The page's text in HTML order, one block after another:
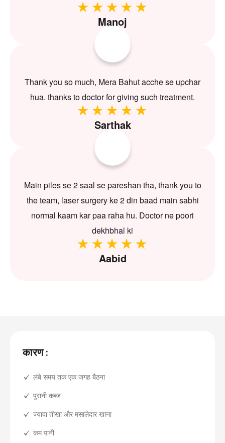
Manoj
Thank you so much, Mera Bahut acche se upchar
hua. thanks to doctor for giving such treatment.
Sarthak
Main piles se 2 saal se pareshan tha, thank you to
the team, laser surgery ke 2 din baad main sabhi
normal kaam kar paa raha hu. Doctor ne poori
dekhbhal ki
Aabid
कारण :
लंबे समय तक एक जगह बैठना
पुरानी कब्ज
ज्यादा तीखा और मसालेदार खाना
कम पानी